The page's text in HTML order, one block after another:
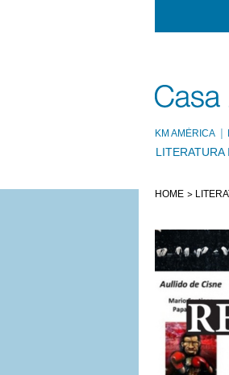
KM AMÈRICA
LITERATURA
HOME